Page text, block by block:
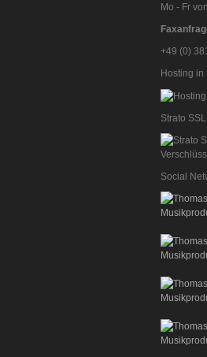
Mo - Fr
+49 (0)
Hosting in
Strato
Social